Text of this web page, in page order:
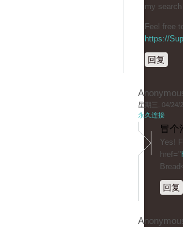
my
Feel free
https://
回复
星期三, 04/24/
永久连接
冒个
Yes!
href="
回复